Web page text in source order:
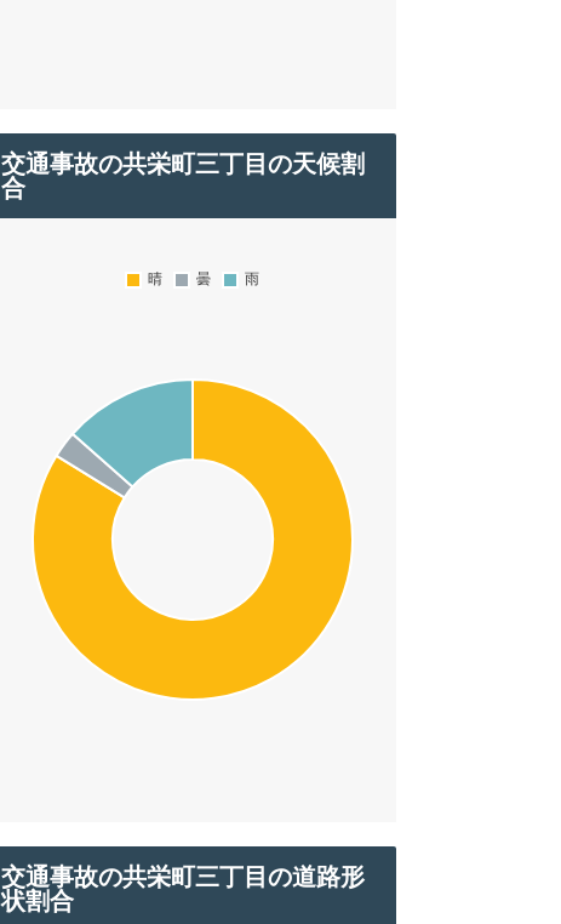
交通事故の共栄町三丁目の天候割
合
交通事故の共栄町三丁目の道路形
状割合